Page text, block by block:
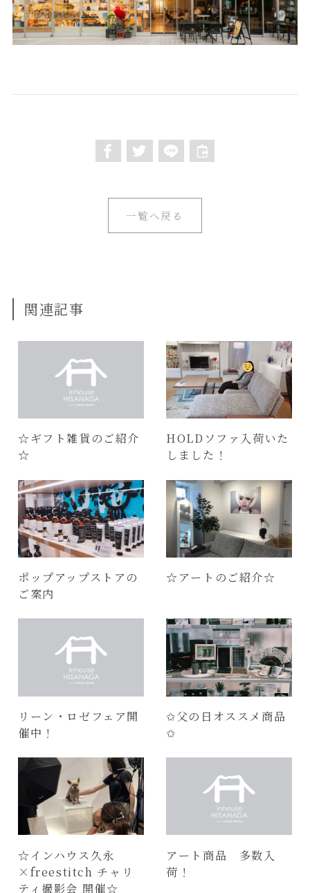
一覧へ戻る
関連記事
☆ギフト雑貨のご紹介
☆
HOLDソファ入荷いた
しました！
ポップアップストアの
ご案内
☆アートのご紹介☆
リーン・ロゼフェア開
催中！
✩父の日オススメ商品
✩
☆インハウス久永
×freestitch チャリ
ティ撮影会 開催☆
アート商品 多数入
荷！